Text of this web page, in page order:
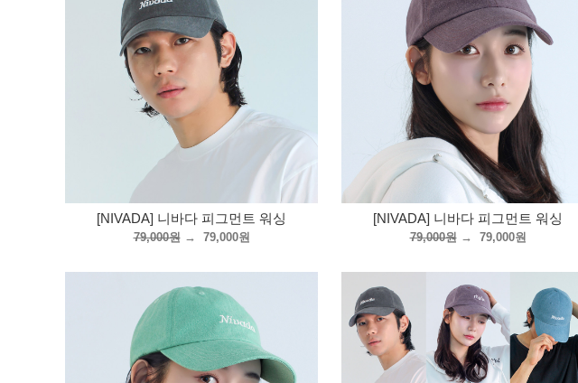
[NIVADA] 니바다 피그먼트 워싱
79,000원→ 79,000원
[NIVADA] 니바다 피그먼트 워싱
79,000원→ 79,000원